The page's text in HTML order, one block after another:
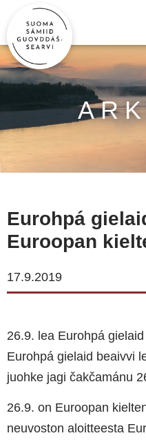
Eurohpá
Euroopan
17.9.2019
26.9. lea Eurohpá
Eurohpá gielaid beaivvi
juohke jagi čakčamánu
26.9. on Euroopan
neuvoston aloitteesta